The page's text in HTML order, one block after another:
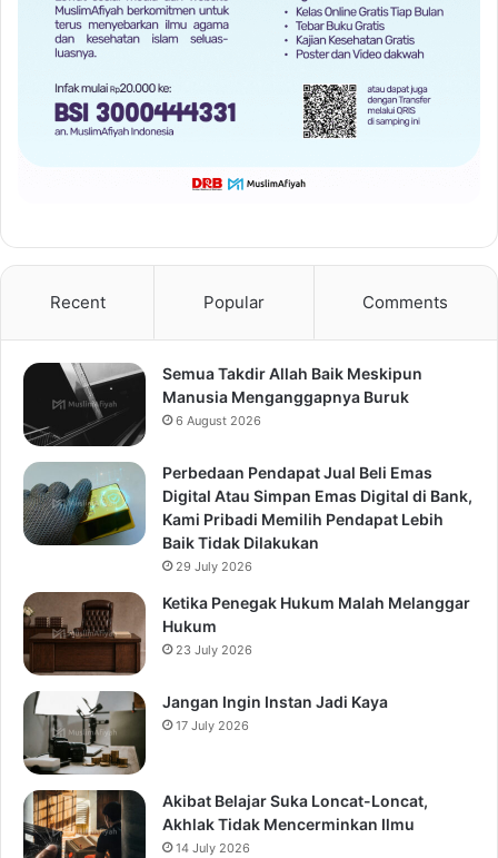
Recent Popular Comments
Semua Takdir Allah Baik Meskipun
Manusia Menganggapnya Buruk
6 August 2026
Perbedaan Pendapat Jual Beli Emas
Digital Atau Simpan Emas Digital di Bank,
Kami Pribadi Memilih Pendapat Lebih
Baik Tidak Dilakukan
29 July 2026
Ketika Penegak Hukum Malah Melanggar
Hukum
23 July 2026
Jangan Ingin Instan Jadi Kaya
17 July 2026
Akibat Belajar Suka Loncat-Loncat,
Akhlak Tidak Mencerminkan Ilmu
14 July 2026